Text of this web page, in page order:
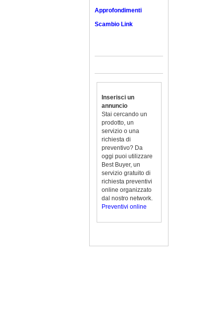
Approfondimenti
Scambio Link
Inserisci un
annuncio
Stai cercando un
prodotto, un
servizio o una
richiesta di
preventivo? Da
oggi puoi utilizzare
Best Buyer, un
servizio gratuito di
richiesta preventivi
online organizzato
dal nostro network.
Preventivi online